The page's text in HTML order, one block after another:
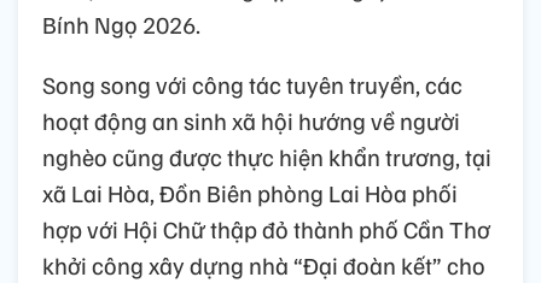
Bính Ngọ 2026.
Song song với công tác tuyên truyền, các
hoạt động an sinh xã hội hướng về người
nghèo cũng được thực hiện khẩn trương, tại
xã Lai Hòa, Đồn Biên phòng Lai Hòa phối
hợp với Hội Chữ thập đỏ thành phố Cần Thơ
khởi công xây dựng nhà “Đại đoàn kết” cho